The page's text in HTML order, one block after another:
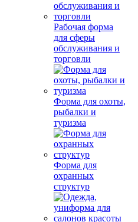
Рабочая форма
для сферы
обслуживания и
торговли
Форма для охоты,
рыбалки и
туризма
Форма для
охранных
структур